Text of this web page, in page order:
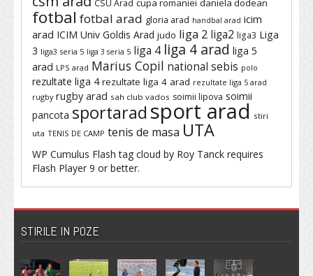
CSU Arad
fotbal fotbal arad gloria arad handbal arad icim
arad ICIM Univ Goldis Arad judo liga 2 liga2 liga3 Liga
3 liga3 seria 5 liga 3 seria 5 liga 4 liga 4 arad liga 5
arad LPS arad Marius Copil national sebis polo
rezultate liga 4 rezultate liga 4 arad rezultate liga 5 arad
rugby rugby arad sah club vados soimii lipova soimii
pancota sportarad sport arad stiri
uta TENIS DE CAMP tenis de masa UTA
WP Cumulus Flash tag cloud by Roy Tanck requires
Flash Player 9 or better.
STIRILE IN POZE